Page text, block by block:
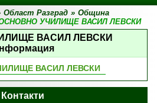
Област Разград » Община
УЧИЛИЩЕ ВАСИЛ ЛЕВСКИ
ВАСИЛ ЛЕВСКИ
ВАСИЛ ЛЕВСКИ
Контакти